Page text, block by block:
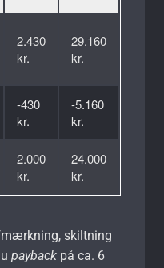
2.430
kr.
29.160
kr.
-430
kr.
-5.160
kr.
2.000
kr.
24.000
kr.
skiltning
payback på ca. 6